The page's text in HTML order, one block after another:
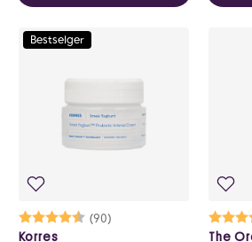
Bestselger
Karakter:
(90)
4.9 av 5 mulige
Korres The